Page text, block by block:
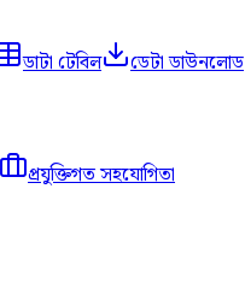
ডাটা টেবিল ডেটা ডাউনলোড
প্রযুক্তিগত সহযোগিতা